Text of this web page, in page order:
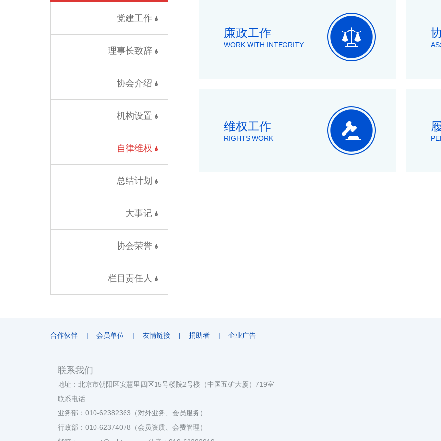
党建工作
理事长致辞
协会介绍
机构设置
自律维权
总结计划
大事记
协会荣誉
栏目责任人
廉政工作
WORK WITH INTEGRITY
维权工作
RIGHTS WORK
合作伙伴 | 会员单位 | 友情链接 | 捐助者 | 企业广告
联系我们
地址：北京市朝阳区安慧里四区15号楼院2号楼（中国五矿大厦）719室
联系电话
业务部：010-62382363（对外业务、会员服务）
行政部：010-62374078（会员资质、会费管理）